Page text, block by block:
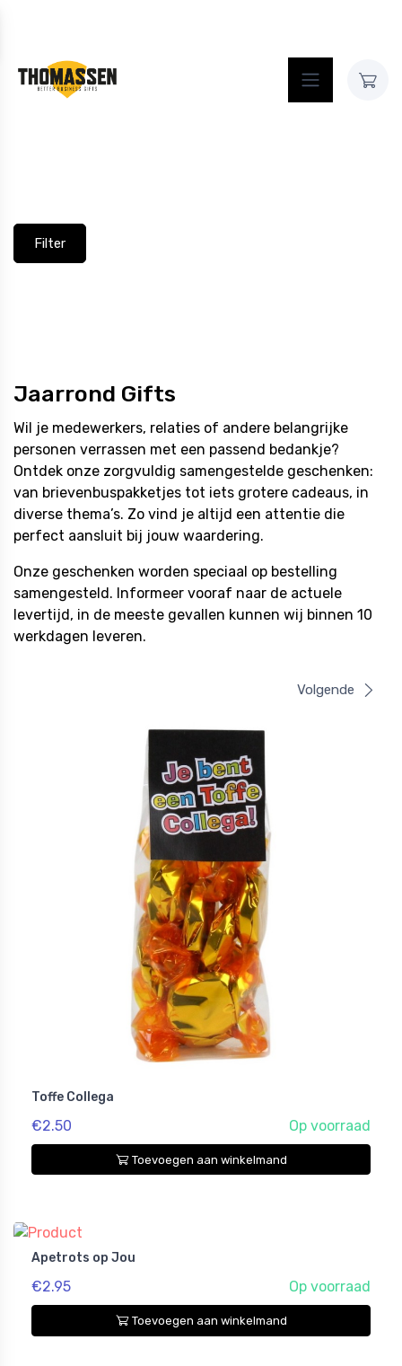
Filter
Jaarrond Gifts
Wil je medewerkers, relaties of andere belangrijke
personen verrassen met een passend bedankje?
Ontdek onze zorgvuldig samengestelde geschenken:
van brievenbuspakketjes tot iets grotere cadeaus, in
diverse thema’s. Zo vind je altijd een attentie die
perfect aansluit bij jouw waardering.
Onze geschenken worden speciaal op bestelling
samengesteld. Informeer vooraf naar de actuele
levertijd, in de meeste gevallen kunnen wij binnen 10
werkdagen leveren.
Volgende
Toffe Collega
€2.50 Op voorraad
Toevoegen aan winkelmand
Apetrots op Jou
€2.95 Op voorraad
Toevoegen aan winkelmand